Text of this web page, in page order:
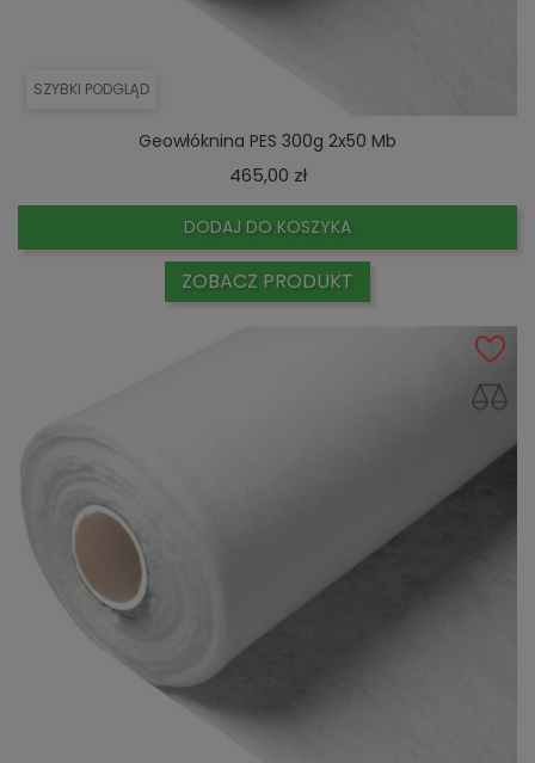
SZYBKI PODGLĄD
Geowłóknina PES 300g 2x50 Mb
465,00 złCena
DODAJ DO KOSZYKA
ZOBACZ PRODUKT